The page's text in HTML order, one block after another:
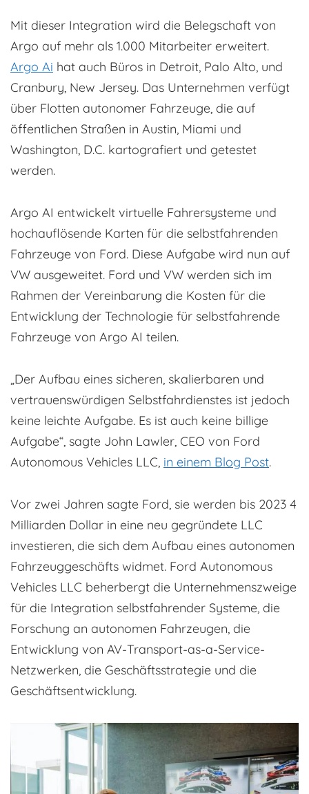
Mit dieser Integration wird die Belegschaft von
Argo auf mehr als 1.000 Mitarbeiter erweitert.
Argo Ai hat auch Büros in Detroit, Palo Alto, und
Cranbury, New Jersey. Das Unternehmen verfügt
über Flotten autonomer Fahrzeuge, die auf
öffentlichen Straßen in Austin, Miami und
Washington, D.C. kartografiert und getestet
werden.
Argo AI entwickelt virtuelle Fahrersysteme und
hochauflösende Karten für die selbstfahrenden
Fahrzeuge von Ford. Diese Aufgabe wird nun auf
VW ausgeweitet. Ford und VW werden sich im
Rahmen der Vereinbarung die Kosten für die
Entwicklung der Technologie für selbstfahrende
Fahrzeuge von Argo AI teilen.
„Der Aufbau eines sicheren, skalierbaren und
vertrauenswürdigen Selbstfahrdienstes ist jedoch
keine leichte Aufgabe. Es ist auch keine billige
Aufgabe“, sagte John Lawler, CEO von Ford
Autonomous Vehicles LLC, in einem Blog Post.
Vor zwei Jahren sagte Ford, sie werden bis 2023 4
Milliarden Dollar in eine neu gegründete LLC
investieren, die sich dem Aufbau eines autonomen
Fahrzeuggeschäfts widmet. Ford Autonomous
Vehicles LLC beherbergt die Unternehmenszweige
für die Integration selbstfahrender Systeme, die
Forschung an autonomen Fahrzeugen, die
Entwicklung von AV-Transport-as-a-Service-
Netzwerken, die Geschäftsstrategie und die
Geschäftsentwicklung.